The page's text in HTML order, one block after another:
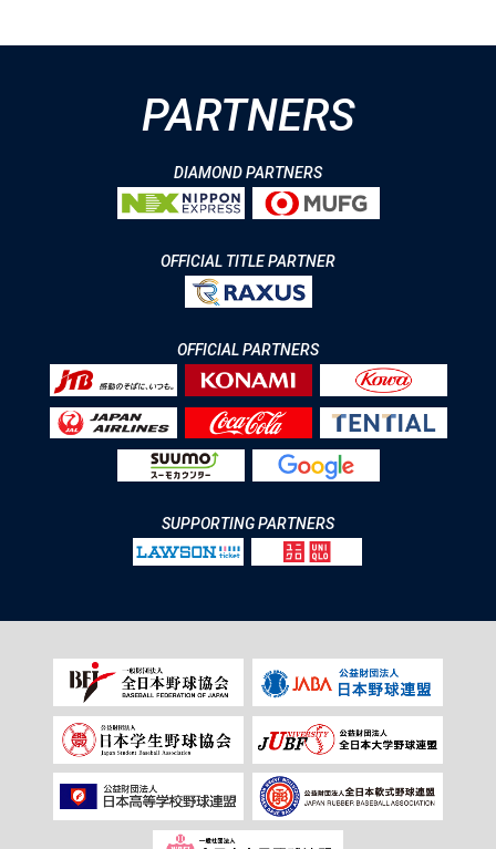
PARTNERS
DIAMOND PARTNERS
OFFICIAL TITLE PARTNER
OFFICIAL PARTNERS
SUPPORTING PARTNERS